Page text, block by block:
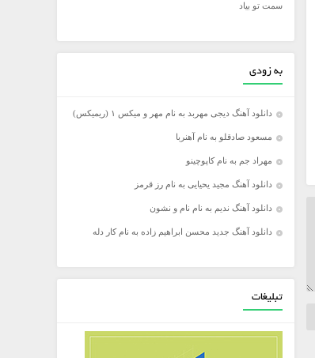
سمت تو بیاد
به زودی
دانلود آهنگ دیجی مهربد به نام مهر و میکس ۱ (ریمیکس)
مسعود صادقلو به نام آهنربا
مهراد جم به نام کاپوچینو
دانلود آهنگ مجید یحیایی به نام رز قرمز
دانلود آهنگ ندیم به نام نام و نشون
دانلود آهنگ جدید محسن ابراهیم زاده به نام کار دله
تبلیغات